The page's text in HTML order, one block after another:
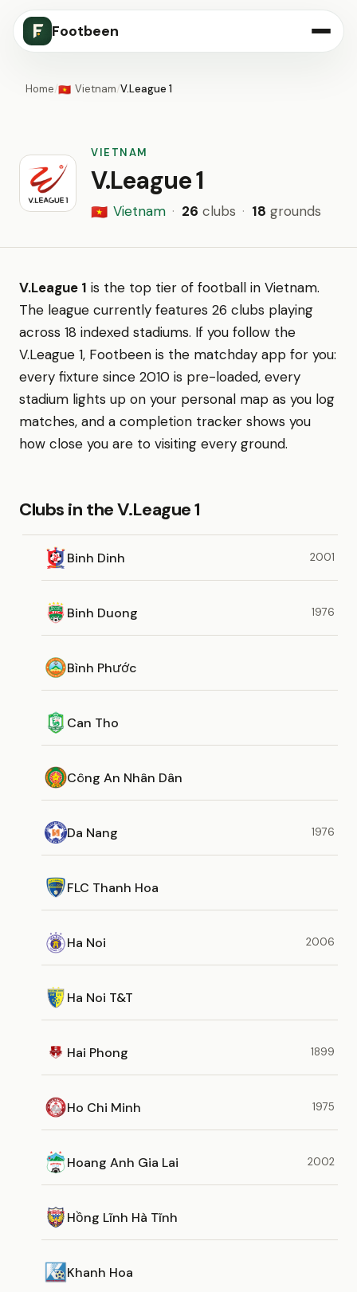
Footbeen
Home/🇻🇳 Vietnam/V.League 1
VIETNAM
V.League 1
🇻🇳 Vietnam · 26 clubs · 18 grounds
V.League 1 is the top tier of football in Vietnam.
The league currently features 26 clubs playing
across 18 indexed stadiums. If you follow the
V.League 1, Footbeen is the matchday app for you:
every fixture since 2010 is pre-loaded, every
stadium lights up on your personal map as you log
matches, and a completion tracker shows you
how close you are to visiting every ground.
Clubs in the V.League 1
Binh Dinh 2001
Binh Duong 1976
Bình Phước
Can Tho
Công An Nhân Dân
Da Nang 1976
FLC Thanh Hoa
Ha Noi 2006
Ha Noi T&T
Hai Phong 1899
Ho Chi Minh 1975
Hoang Anh Gia Lai 2002
Hồng Lĩnh Hà Tĩnh
Khanh Hoa